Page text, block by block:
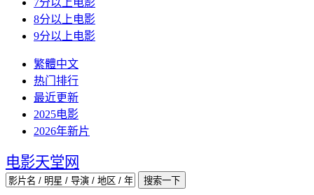
7分以上电影
8分以上电影
9分以上电影
繁體中文
热门排行
最近更新
2025电影
2026年新片
电影天堂网